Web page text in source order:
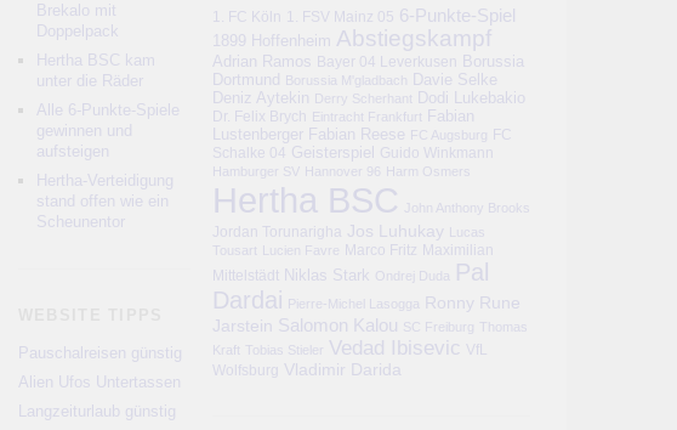
Brekalo mit
Doppelpack
Hertha BSC kam
unter die Räder
Alle 6-Punkte-Spiele
gewinnen und
aufsteigen
Hertha-Verteidigung
stand offen wie ein
Scheunentor
Pauschalreisen günstig
Alien Ufos Untertassen
Langzeiturlaub günstig
1. FC Köln 1. FSV Mainz 05 6-Punkte-Spiel
1899 Hoffenheim Abstiegskampf
Adrian Ramos Bayer 04 Leverkusen
Borussia
Dortmund
Borussia M'gladbach Davie Selke
Deniz Aytekin Derry Scherhant Dodi Lukebakio
Dr. Felix Brych Eintracht Frankfurt
Fabian
Lustenberger Fabian Reese FC Augsburg
FC
Schalke 04
Geisterspiel
Guido Winkmann
Hamburger SV
Hannover 96 Harm Osmers
Hertha BSC
John Anthony Brooks
Jordan Torunarigha
Jos Luhukay
Lucas
Tousart
Lucien Favre Marco Fritz Maximilian
Mittelstädt
Niklas Stark Ondrej Duda Pal
Dardai Pierre-Michel Lasogga Ronny
Rune
Jarstein Salomon Kalou SC Freiburg
Thomas
Kraft
Tobias Stieler Vedad Ibisevic
VfL
Wolfsburg
Vladimir Darida